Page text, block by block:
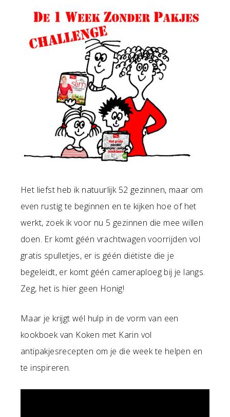
Het liefst heb ik natuurlijk 52 gezinnen, maar om
even rustig te beginnen en te kijken hoe of het
werkt, zoek ik voor nu 5 gezinnen die mee willen
doen. Er komt géén vrachtwagen voorrijden vol
gratis spulletjes, er is géén diëtiste die je
begeleidt, er komt géén cameraploeg bij je langs.
Zeg, het is hier geen Honig!
Maar je krijgt wél hulp in de vorm van een
kookboek van Koken met Karin vol
antipakjesrecepten om je die week te helpen en
te inspireren.